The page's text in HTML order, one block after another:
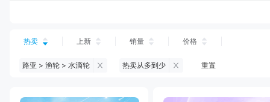
台钓仕挂 台钓钩
钓鱼伞 台钓服饰 台钓装备
黑坑浮漂 黑坑配件 黑坑钓灯 黑坑网
热卖 上新 销量 价格
路亚 > 渔轮 > 水滴轮 热卖从多到少 重置